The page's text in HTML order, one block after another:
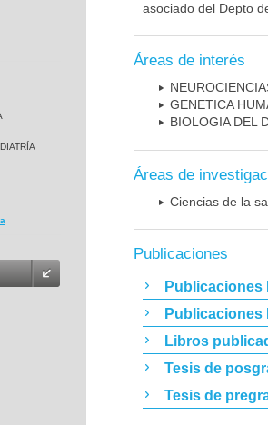
asociado del Depto
Áreas de interés
GENETICA
BIOLOGIA DEL
Áreas de
Ciencias de la
Publicaciones
Publicaciones
Publicaciones
Libros
Tesis de
Tesis de